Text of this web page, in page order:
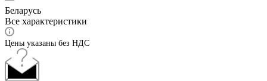
Беларусь
Все характеристики
Цены указаны без НДС